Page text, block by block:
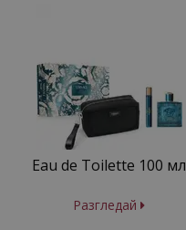
Eau de Toilette 100 мл
Разгледай